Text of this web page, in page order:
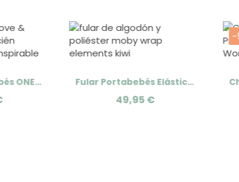
Mochila Portabebés ONE Love & Carry Fular Portabebés Elástico Moby Wrap Elements
49,95 €
-